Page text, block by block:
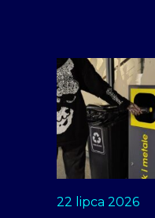
22 lipca 2026